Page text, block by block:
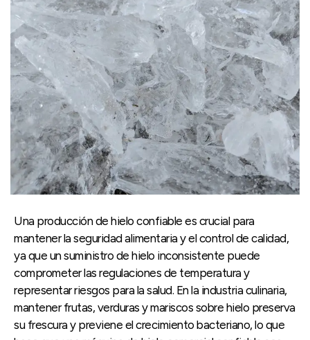
Una producción de hielo confiable es crucial para
mantener la seguridad alimentaria y el control de calidad,
ya que un suministro de hielo inconsistente puede
comprometer las regulaciones de temperatura y
representar riesgos para la salud. En la industria culinaria,
mantener frutas, verduras y mariscos sobre hielo preserva
su frescura y previene el crecimiento bacteriano, lo que